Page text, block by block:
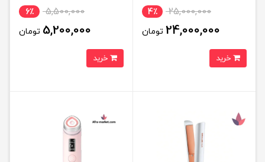
25,000,000 4٪
24,000,000 تومان
5,500,000 6٪
5,200,000 تومان